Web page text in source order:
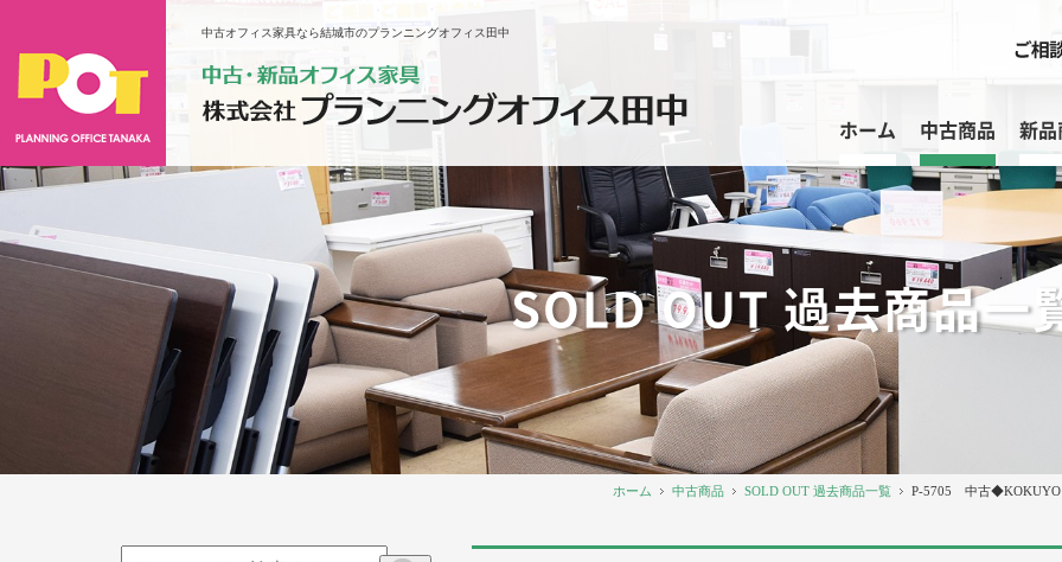
中古オフィス家具なら結城市のプランニングオフィス田中
ホーム 中古商品 新
SOLD OUT 過去商品一
ホーム 中古商品 SOLD OUT 過去商品一覧 P-5705 中古